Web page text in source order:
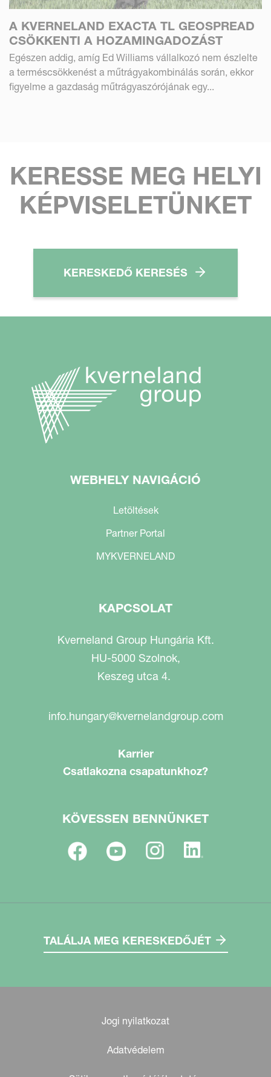
A KVERNELAND EXACTA TL GEOSPREAD
CSÖKKENTI A HOZAMINGADOZÁST
Egészen addig, amíg Ed Williams vállalkozó nem észlelte
a terméscsökkenést a műtrágyakombinálás során, ekkor
figyelme a gazdaság műtrágyaszórójának egy...
KERESSE MEG HELYI
KÉPVISELETÜNKET
KERESKEDŐ KERESÉS
WEBHELY NAVIGÁCIÓ
Letöltések
Partner Portal
MYKVERNELAND
KAPCSOLAT
Kverneland Group Hungária Kft.
HU-5000 Szolnok,
Keszeg utca 4.
info.hungary@kvernelandgroup.com
Karrier
Csatlakozna csapatunkhoz?
KÖVESSEN BENNÜNKET
TALÁLJA MEG KERESKEDŐJÉT
Jogi nyilatkozat
Adatvédelem